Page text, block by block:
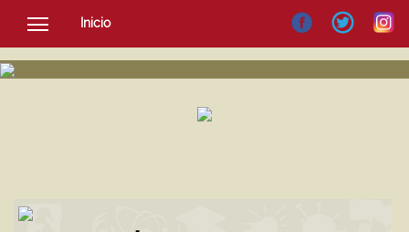
Inicio
SOCIEDAD